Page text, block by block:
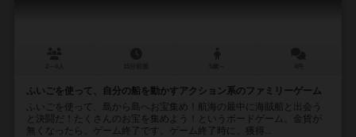
ふいごを使って、自分の船を動かすアクション系のファミリーゲーム
ふいごを使って、島から島へお宝集め！航海の最中に海賊船と出会う
と決闘だ！たくさんのお宝を集めよう！というボードゲーム。金貨が
無くなったら、ゲーム終了です。ゲーム終了時に、獲得...